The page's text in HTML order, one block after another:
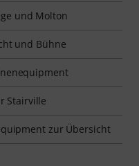
und Molton
und Bühne
Stairville
zur Übersicht